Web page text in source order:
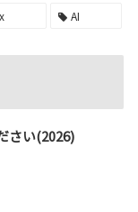
AI
さい(2026)